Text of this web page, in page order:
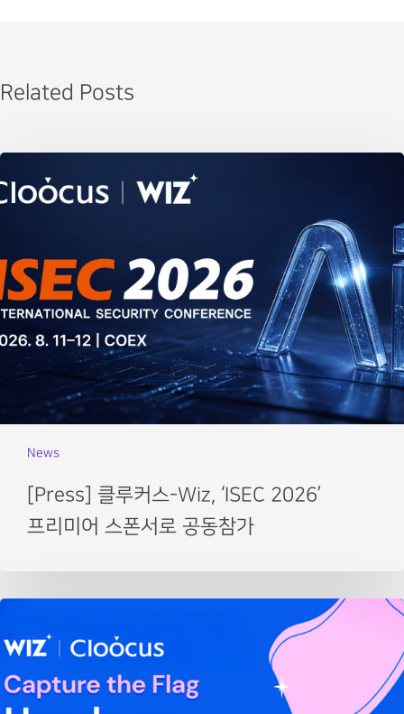
Related Posts
News
[Press] 클루커스-Wiz, ‘ISEC 2026’
프리미어 스폰서로 공동참가